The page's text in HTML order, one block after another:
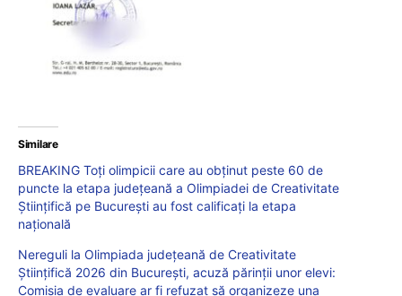
Similare
BREAKING Toți olimpicii care au obținut peste 60 de
puncte la etapa județeană a Olimpiadei de Creativitate
Științifică pe București au fost calificați la etapa
națională
Nereguli la Olimpiada județeană de Creativitate
Științifică 2026 din București, acuză părinții unor elevi:
Comisia de evaluare ar fi refuzat să organizeze una